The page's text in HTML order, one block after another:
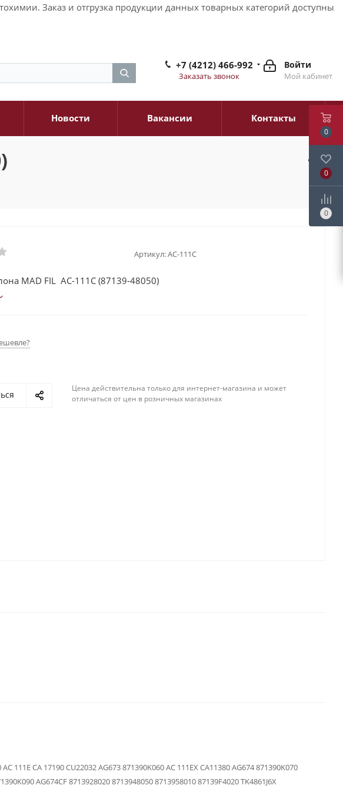
Заказ и отгрузка продукции данных товарных категорий доступны
Войти
Мой кабинет
+7 (4212) 466-992
Заказать звонок
Новости Вакансии Контакты
Артикул:AC-111С
MAD FIL AC-111С (87139-48050)
Цена действительна только для интернет-магазина и может
отличаться от цен в розничных магазинах
111E CA 17190 CU22032 AG673 871390K060 AC 111EX CA11380 AG674 871390K070
AG674CF 8713928020 8713948050 8713958010 87139F4020 TK4861J6X
0
0
0